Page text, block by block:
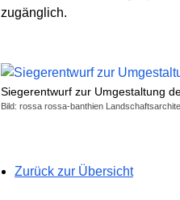
zugänglich.
Siegerentwurf zur Umgestaltung
Bild: rossa rossa-banthien
Zurück zur Übersicht